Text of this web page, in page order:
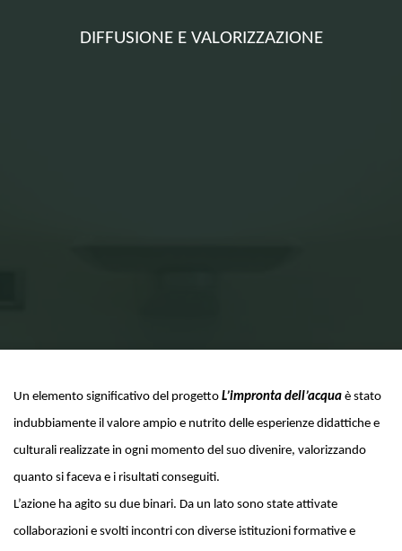
DIFFUSIONE E VALORIZZAZIONE
Un elemento significativo del progettoL’impronta dell’acquaè stato
indubbiamente il valore ampio e nutrito delle esperienze didattiche e
culturali realizzate in ogni momento del suo divenire, valorizzando
quanto si faceva e i risultati conseguiti.
L’azione ha agito su due binari. Da un lato sono state attivate
collaborazioni e svolti incontri con diverse istituzioni formative e